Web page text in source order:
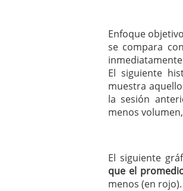
Enfoque
se compara
El siguiente
muestra
la sesión
menos
El siguiente
que el
menos (en rojo).